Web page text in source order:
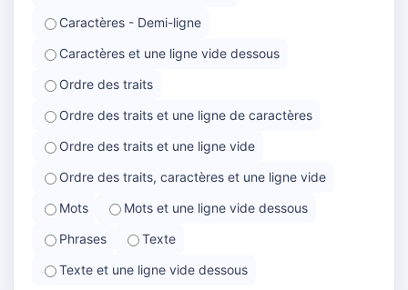
Caractères - Demi-ligne
Caractères et une ligne vide dessous
Ordre des traits
Ordre des traits et une ligne de caractères
Ordre des traits et une ligne vide
Ordre des traits, caractères et une ligne vide
Mots
Mots et une ligne vide dessous
Phrases
Texte
Texte et une ligne vide dessous